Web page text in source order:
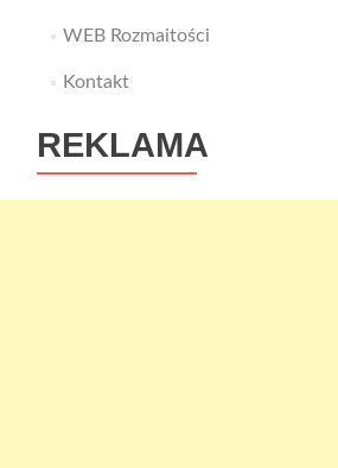
WEB Rozmaitości
Kontakt
REKLAMA